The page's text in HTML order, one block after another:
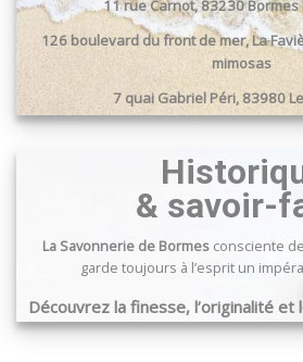
11 rue Carnot, 83230 Bormes
126 boulevard du front de mer, La
mimosas
7 quai Gabriel Péri, 83980
& savoir-
La Savonnerie de Bormesconsciente
garde toujours à l’esprit un
Découvrez la finesse, l’originalité
produits …